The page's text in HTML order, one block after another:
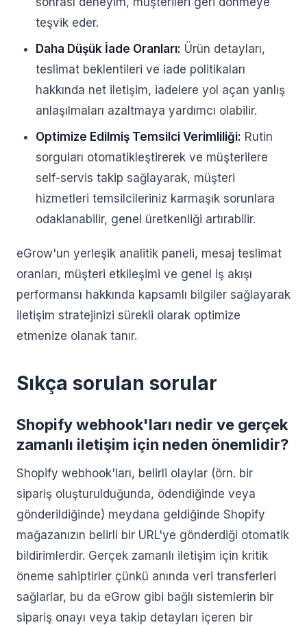
teşvik eder.
Daha Düşük İade Oranları: Ürün detayları,
teslimat beklentileri ve iade politikaları
hakkında net iletişim, iadelere yol açan yanlış
anlaşılmaları azaltmaya yardımcı olabilir.
Optimize Edilmiş Temsilci Verimliliği: Rutin
sorguları otomatikleştirerek ve müşterilere
self-servis takip sağlayarak, müşteri
hizmetleri temsilcileriniz karmaşık sorunlara
odaklanabilir, genel üretkenliği artırabilir.
eGrow'un yerleşik analitik paneli, mesaj teslimat
oranları, müşteri etkileşimi ve genel iş akışı
performansı hakkında kapsamlı bilgiler sağlayarak
iletişim stratejinizi sürekli olarak optimize
etmenize olanak tanır.
Sıkça sorulan sorular
Shopify webhook'ları nedir ve gerçek
zamanlı iletişim için neden önemlidir?
Shopify webhook'ları, belirli olaylar (örn. bir
sipariş oluşturulduğunda, ödendiğinde veya
gönderildiğinde) meydana geldiğinde Shopify
mağazanızın belirli bir URL'ye gönderdiği otomatik
bildirimlerdir. Gerçek zamanlı iletişim için kritik
öneme sahiptirler çünkü anında veri transferleri
sağlarlar, bu da eGrow gibi bağlı sistemlerin bir
sipariş onayı veya takip detayları içeren bir